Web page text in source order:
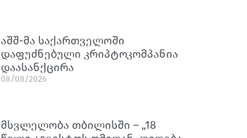
აშშ-მა საქართველოში
დაფუძნებული კრიპტოკომპანია
დაასანქცირა
08/08/2026
მსვლელობა თბილისში – „18